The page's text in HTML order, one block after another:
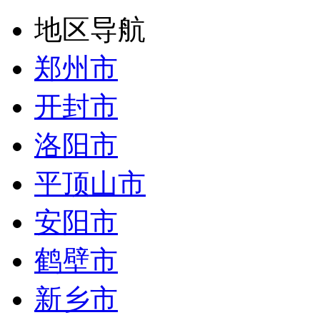
地区导航
郑州市
开封市
洛阳市
平顶山市
安阳市
鹤壁市
新乡市